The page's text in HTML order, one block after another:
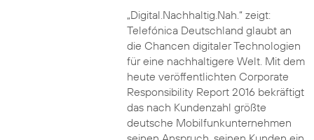
„Digital.Nachhaltig.Nah.“ zeigt:
Telefónica Deutschland glaubt an
die Chancen digitaler Technologien
für eine nachhaltigere Welt. Mit dem
heute veröffentlichten Corporate
Responsibility Report 2016 bekräftigt
das nach Kundenzahl größte
deutsche Mobilfunkunternehmen